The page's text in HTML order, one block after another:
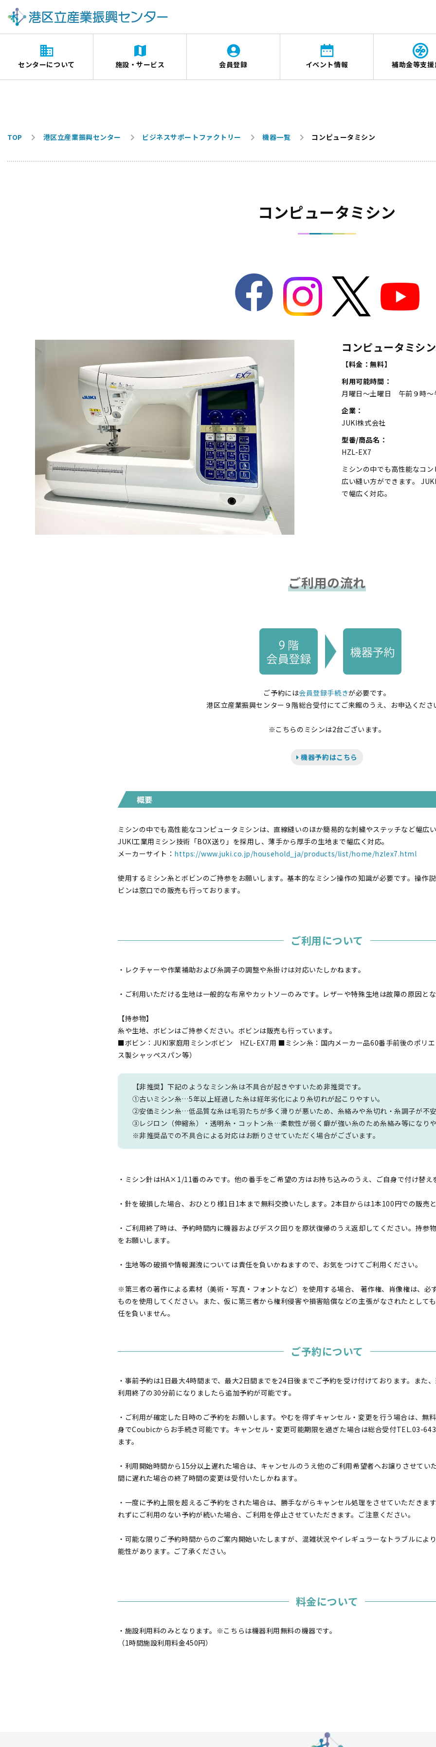
センターについて 施設・サービス 会員登録 イベント情報 補助金等支援
TOP 港区立産業振興センター ビジネスサポートファクトリー 機器一覧 コンピュータミシン
コンピュータミシン
コンピュータミシン
【料金：無料】
利用可能時間：
月曜日～土曜日 午前９時
企業：
JUKI株式会社
型番/商品名：
HZL-EX7
ミシンの中でも高性能なコ
広い縫い方ができます。
で幅広く対応。
ご利用の流れ
ご予約には会員登録手続きが必要です。
港区立産業振興センター９階総合受付にてご来館のうえ、お申込くださ
※こちらのミシンは2台ございます。
機器予約はこちら
概要
ミシンの中でも高性能なコンピュータミシンは、直線縫いのほか簡易的な刺繍やステッチなど幅広い
JUKI工業用ミシン技術「BOX送り」を採用し、薄手から厚手の生地まで幅広く対応。
メーカーサイト： https://www.juki.co.jp/household_ja/products/list/home/hzlex7.html
使用するミシン糸とボビンのご持参をお願いします。基本的なミシン操作の知識が必要です。操作
ビンは窓口での販売も行っております。
ご利用について
・レクチャーや作業補助および糸調子の調整や糸掛けは対応いたしかねます。
・ご利用いただける生地は一般的な布帛やカットソーのみです。レザーや特殊生地は故障の原因と
【持参物】
糸や生地、ボビンはご持参ください。ボビンは販売も行っています。
■ボビン：JUKI家庭用ミシンボビン HZL-EX7用 ■ミシン糸：国内メーカー品60番手前後のポリエ
ス製シャッペスパン等）
【非推奨】下記のようなミシン糸は不具合が起きやすいため非推奨です。
①古いミシン糸…5年以上経過した糸は経年劣化により糸切れが起こりやすい。
②安価ミシン糸…低品質な糸は毛羽たちが多く滑りが悪いため、糸絡みや糸切れ・糸調子が不安
③レジロン（伸縮糸）・透明糸・コットン糸…柔軟性が弱く癖が強い糸のため糸絡み等になりや
※非推奨品での不具合による対応はお断りさせていただく場合がございます。
・ミシン針はHA×1/11番のみです。他の番手をご希望の方はお持ち込みのうえ、ご自身で付け替え
・針を破損した場合、おひとり様1日1本まで無料交換いたします。2本目からは1本100円での販売と
・ご利用終了時は、予約時間内に機器およびデスク回りを原状復帰のうえ返却してください。持参
をお願いします。
・生地等の破損や情報漏洩については責任を負いかねますので、お気をつけてご利用ください。
※第三者の著作による素材（美術・写真・フォントなど）を使⽤する場合、 著作権、肖像権は、必
ものを使用してください。また、仮に第三者から権利侵害や損害賠償などの主張がなされたとして
任を負いません。
ご予約について
・事前予約は1日最大4時間まで、最大2日間までを24日後までご予約を受け付けております。また
利用終了の30分前になりましたら追加予約が可能です。
・ご利用が確定した日時のご予約をお願いします。やむを得ずキャンセル・変更を行う場合は、無
身でCoubicからお手続き可能です。キャンセル・変更可能期限を過ぎた場合は総合受付TEL.03-
ます。
・利用開始時間から15分以上遅れた場合は、キャンセルのうえ他のご利用希望者へお譲りさせてい
間に遅れた場合の終了時間の変更は受付いたしかねます。
・一度に予約上限を超えるご予約をされた場合は、勝手ながらキャンセル処理をさせていただきま
れずにご利用のない予約が続いた場合、ご利用を停止させていただきます。ご注意ください。
・可能な限りご予約時間からのご案内開始いたしますが、混雑状況やイレギュラーなトラブルによ
能性があります。ご了承ください。
料金について
・施設利用料のみとなります。※こちらは機器利用無料の機器です。
（1時間施設利用料金450円）